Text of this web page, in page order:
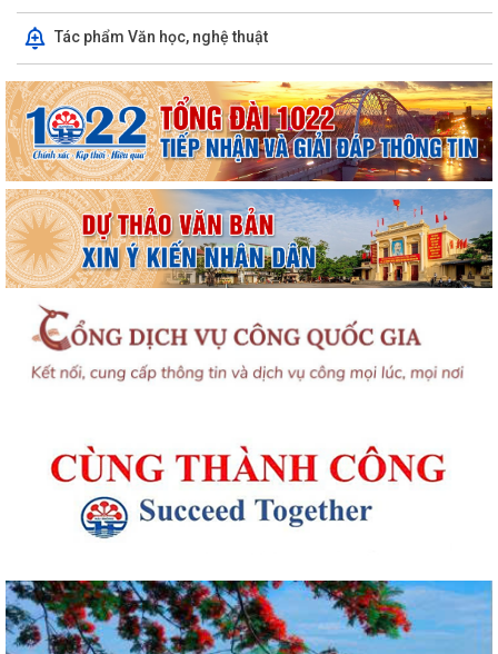
Tác phẩm Văn học, nghệ thuật